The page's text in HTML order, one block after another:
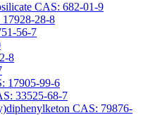
CAS: 682-01-9
28-8
56-7
8
17905-99-6
33525-68-7
CAS: 79876-